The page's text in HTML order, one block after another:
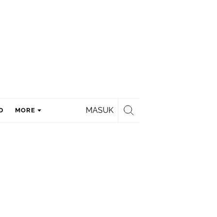
MASUK
MORE